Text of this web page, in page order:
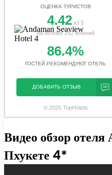
ОЦЕНКА ТУРИСТОВ
4.42 из 5
на основе 252 мнений
86.4%
ГОСТЕЙ РЕКОМЕНДУЮТ ОТЕЛЬ
ДОБАВИТЬ ОТЗЫВ
© 2026 TopHotels
Видео обзор
Пхукете 4*